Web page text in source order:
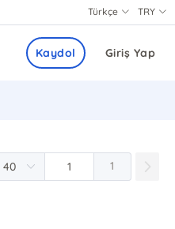
TRY
Türkçe
Giriş Yap
Kaydol
1